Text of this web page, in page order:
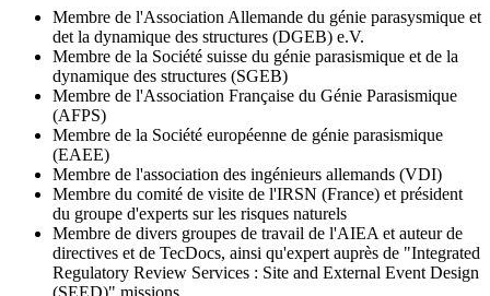
Membre de l'Association Allemande du génie parasysmique et
det la dynamique des structures (DGEB) e.V.
Membre de la Société suisse du génie parasismique et de la
dynamique des structures (SGEB)
Membre de l'Association Française du Génie Parasismique
(AFPS)
Membre de la Société européenne de génie parasismique
(EAEE)
Membre de l'association des ingénieurs allemands (VDI)
Membre du comité de visite de l'IRSN (France) et président
du groupe d'experts sur les risques naturels
Membre de divers groupes de travail de l'AIEA et auteur de
directives et de TecDocs, ainsi qu'expert auprès de "Integrated
Regulatory Review Services : Site and External Event Design